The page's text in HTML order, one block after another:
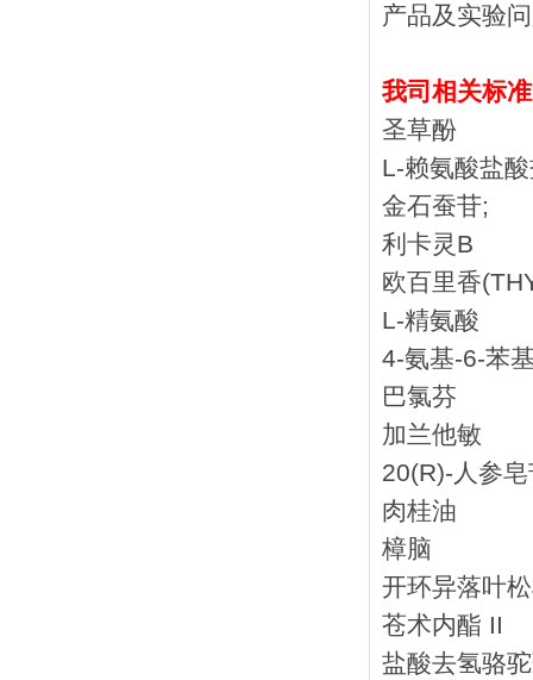
产品及实验
我司相关标
圣草酚
L-赖氨酸盐
金石蚕苷;
利卡灵B
欧百里香
L-精氨酸
4-氨基-6-苯
巴氯芬
加兰他敏
20(R)-人参
肉桂油
樟脑
开环异落叶
苍术内酯 II
盐酸去氢骆